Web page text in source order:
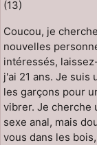
(13)
Coucou, je
nouvelles
intéressés,
j'ai 21 ans. Je
les garçons pour
vibrer. Je cherche
sexe anal, mais
vous dans les